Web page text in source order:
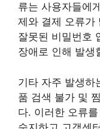
류는 사용자들에
제와 결제 오류가
잘못된 비밀번호
장애로 인해 발생
기타 자주 발생하
품 검색 불가 및
다. 이러한 오류